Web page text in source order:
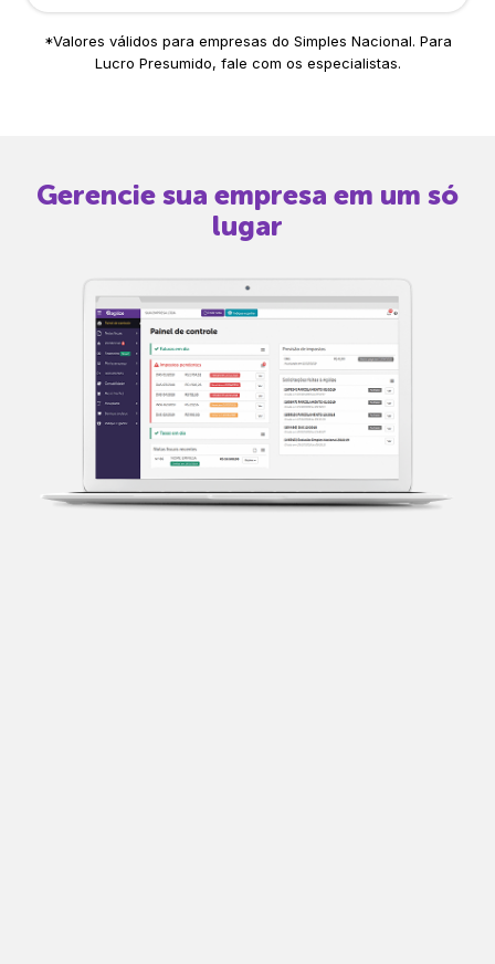
*Valores válidos para empresas do Simples Nacional. Para
Lucro Presumido, fale com os especialistas.
Gerencie sua empresa em um só
lugar